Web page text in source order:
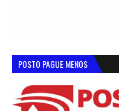
POSTO PAGUE MENOS